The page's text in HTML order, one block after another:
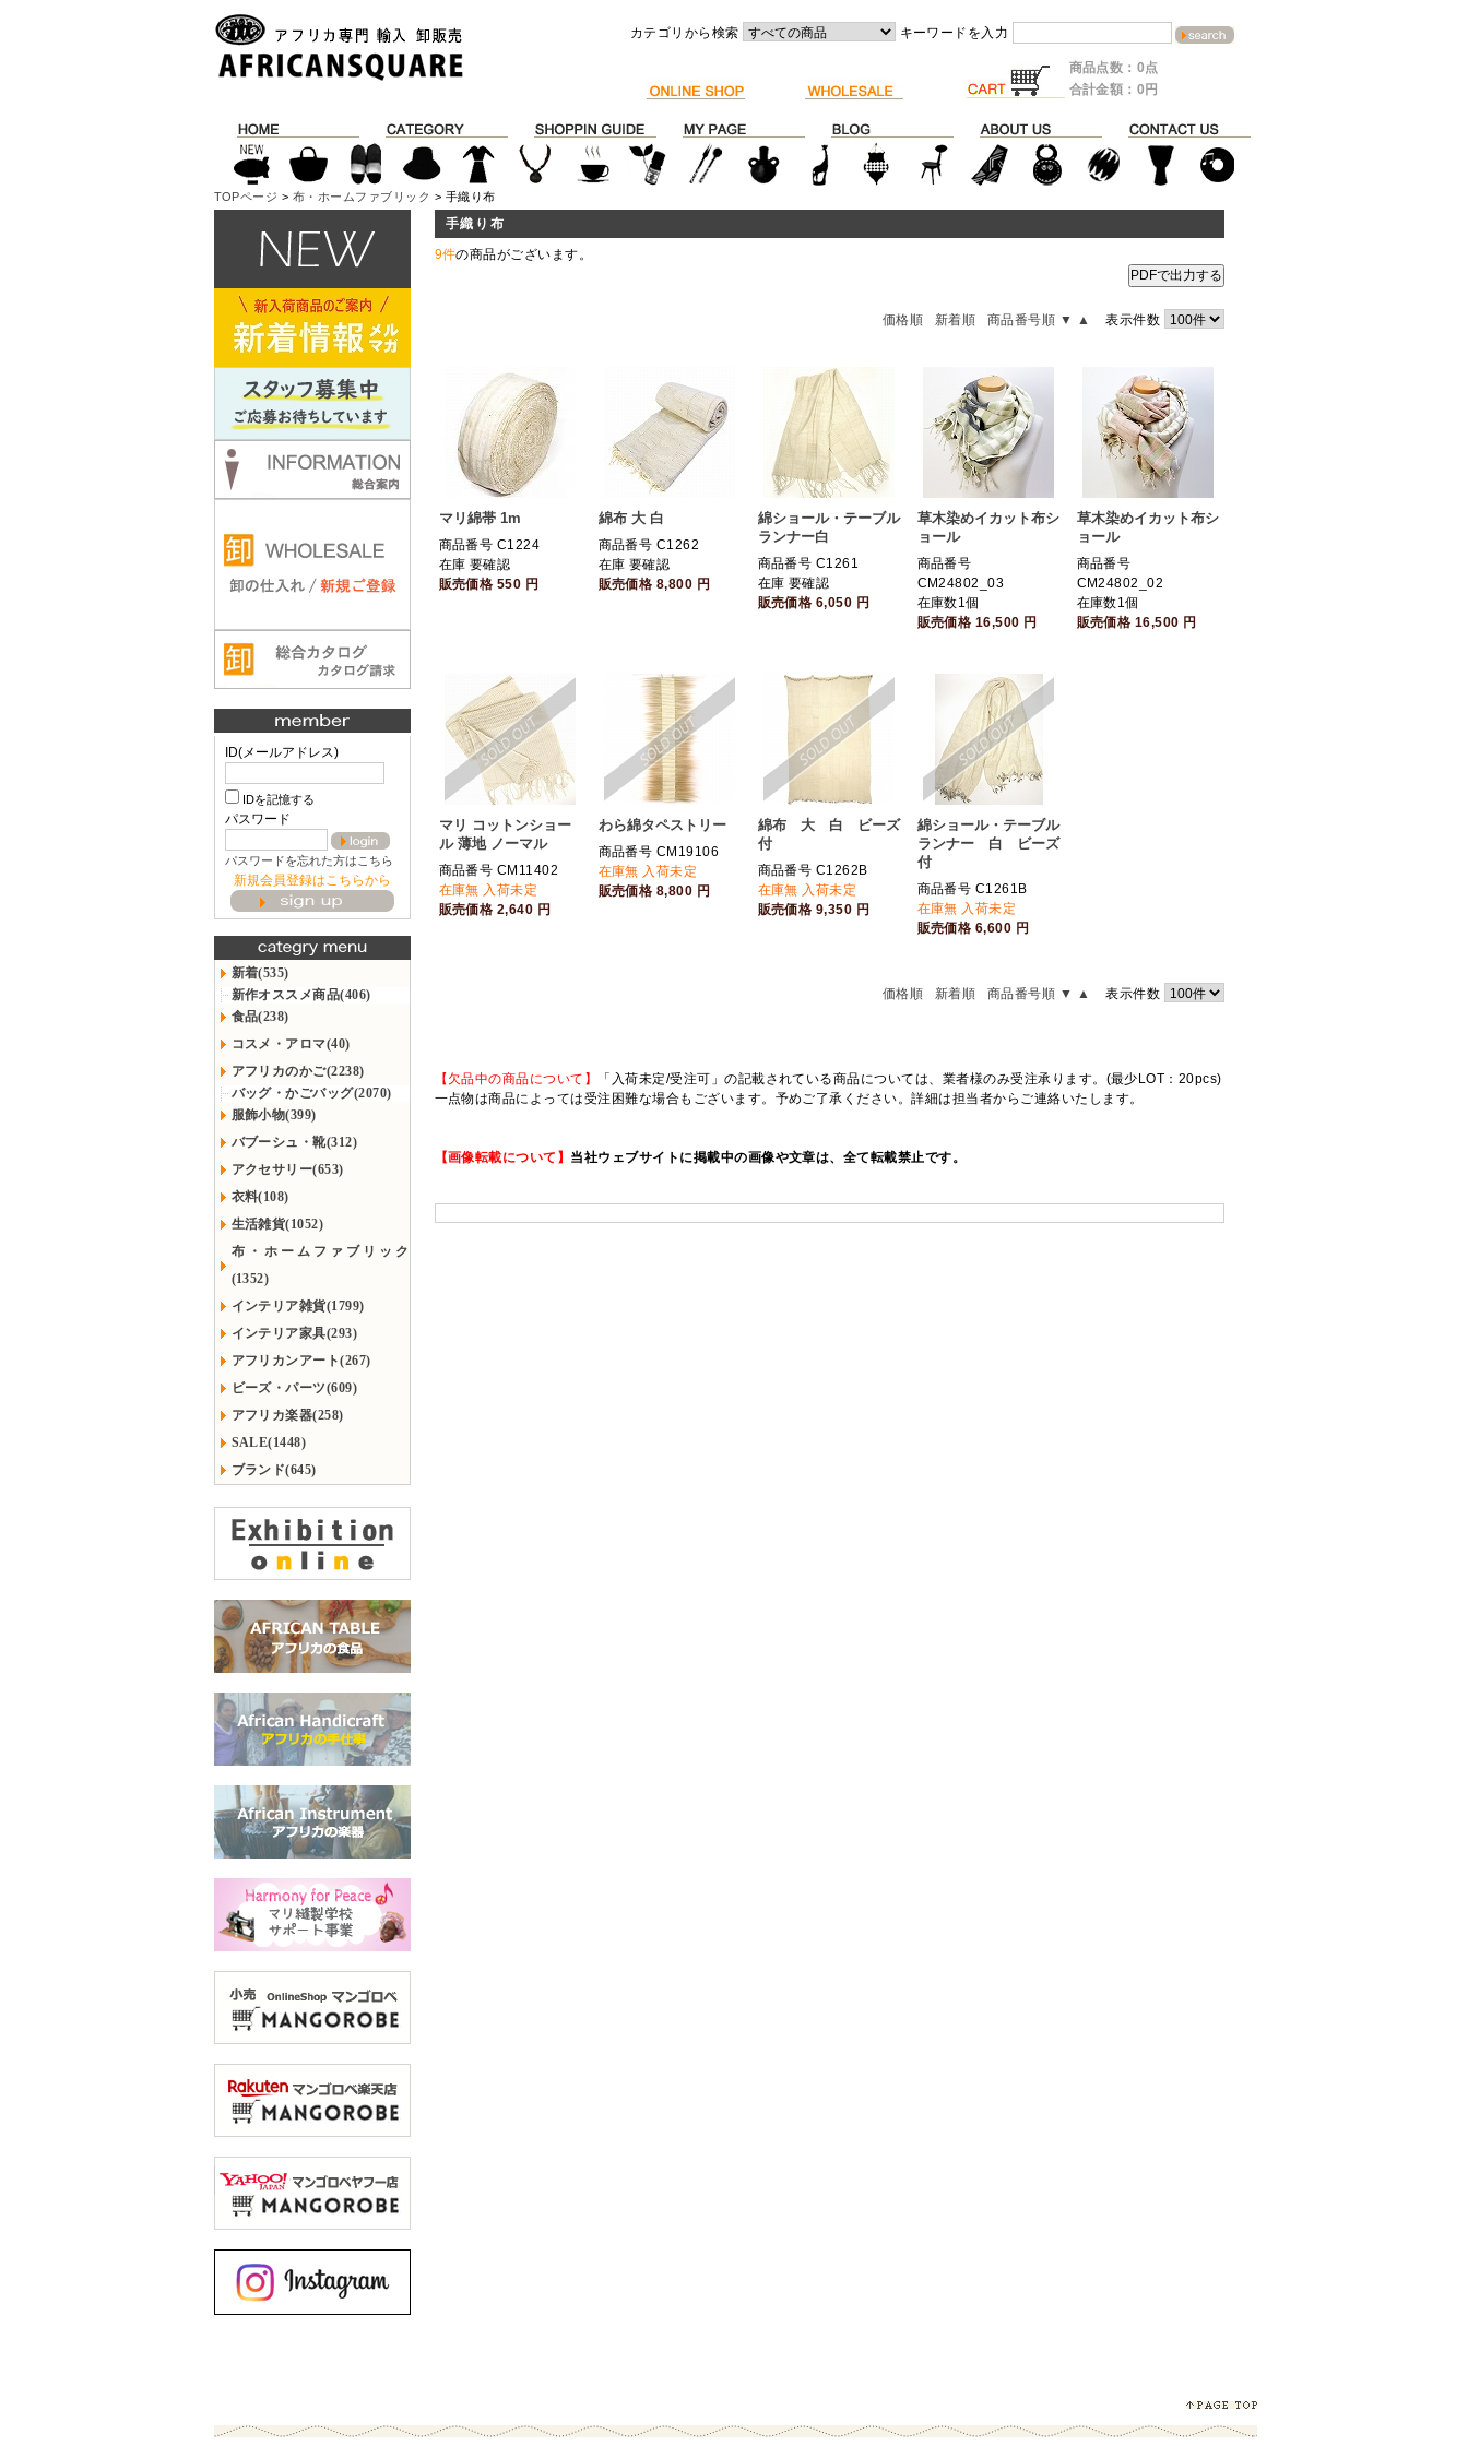
カテゴリから検索 キーワードを入力
商品点数：0点
合計金額：0円
TOPページ > 布・ホームファブリック > 手織り布
ID(メールアドレス)
IDを記憶する
パスワード
パスワードを忘れた方はこちら
新規会員登録はこちらから
新着(535)
新作オススメ商品(406)
食品(238)
コスメ・アロマ(40)
アフリカのかご(2238)
バッグ・かごバッグ(2070)
服飾小物(399)
バブーシュ・靴(312)
アクセサリー(653)
衣料(108)
生活雑貨(1052)
布・ホームファブリック
(1352)
インテリア雑貨(1799)
インテリア家具(293)
アフリカンアート(267)
ビーズ・パーツ(609)
アフリカ楽器(258)
SALE(1448)
ブランド(645)
手織り布
9件の商品がございます。
PDFで出力する
価格順 新着順 商品番号順 ▼ ▲ 表示件数
マリ綿帯 1m
商品番号 C1224
在庫 要確認
販売価格 550 円
綿布 大 白
商品番号 C1262
在庫 要確認
販売価格 8,800 円
綿ショール・テーブル
ランナー白
商品番号 C1261
在庫 要確認
販売価格 6,050 円
草木染めイカット布シ
ョール
商品番号
CM24802_03
在庫数1個
販売価格 16,500 円
草木染めイカット布シ
ョール
商品番号
CM24802_02
在庫数1個
販売価格 16,500 円
マリ コットンショー
ル 薄地 ノーマル
商品番号 CM11402
在庫無 入荷未定
販売価格 2,640 円
わら綿タペストリー
商品番号 CM19106
在庫無 入荷未定
販売価格 8,800 円
綿布 大 白 ビーズ
付
商品番号 C1262B
在庫無 入荷未定
販売価格 9,350 円
綿ショール・テーブル
ランナー 白 ビーズ
付
商品番号 C1261B
在庫無 入荷未定
販売価格 6,600 円
価格順 新着順 商品番号順 ▼ ▲ 表示件数
【欠品中の商品について】
「入荷未定/受注可」の記載されている商品については、業者様のみ受注承ります。(最少LOT：20pcs)
一点物は商品によっては受注困難な場合もございます。予めご了承ください。詳細は担当者からご連絡いたします。
【画像転載について】 当社ウェブサイトに掲載中の画像や文章は、全て転載禁止です。